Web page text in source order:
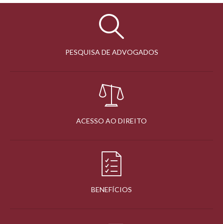
PESQUISA DE ADVOGADOS
ACESSO AO DIREITO
BENEFÍCIOS